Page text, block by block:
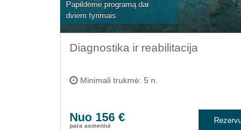
Papildėme programą dar
dviem tyrimais
Diagnostika ir reabilitacija
Minimali trukmė: 5 n.
Nuo 156 €
para asmeniui